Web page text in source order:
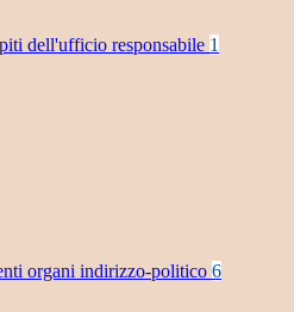
dell'ufficio responsabile 1
organi indirizzo-politico 6